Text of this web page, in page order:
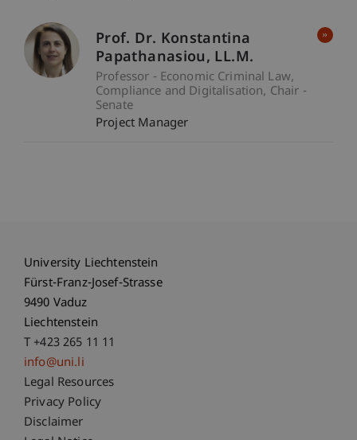
Prof. Dr. Konstantina
Papathanasiou
LL.M.
Professor - Economic Criminal Law,
Compliance and Digitalisation Chair -
Senate
Project Manager
University Liechtenstein
Fürst-Franz-Josef-Strasse
9490 Vaduz
Liechtenstein
T +423 265 11 11
info@uni.li
Fußzeile Rechtliche Hinweise
Legal Resources
Privacy Policy
Disclaimer